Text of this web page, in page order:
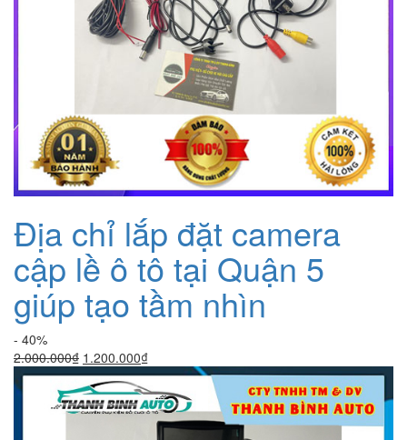
Địa chỉ lắp đặt camera
cập lề ô tô tại Quận 5
giúp tạo tầm nhìn
- 40%
2.000.000₫ Giá
gốc
là:
2.000.000₫.
1.200.000₫Giá
hiện
tại
là:
1.200.000₫.